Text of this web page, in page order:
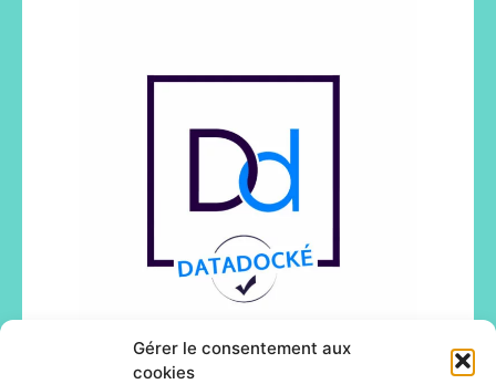
Gérer le consentement aux
cookies